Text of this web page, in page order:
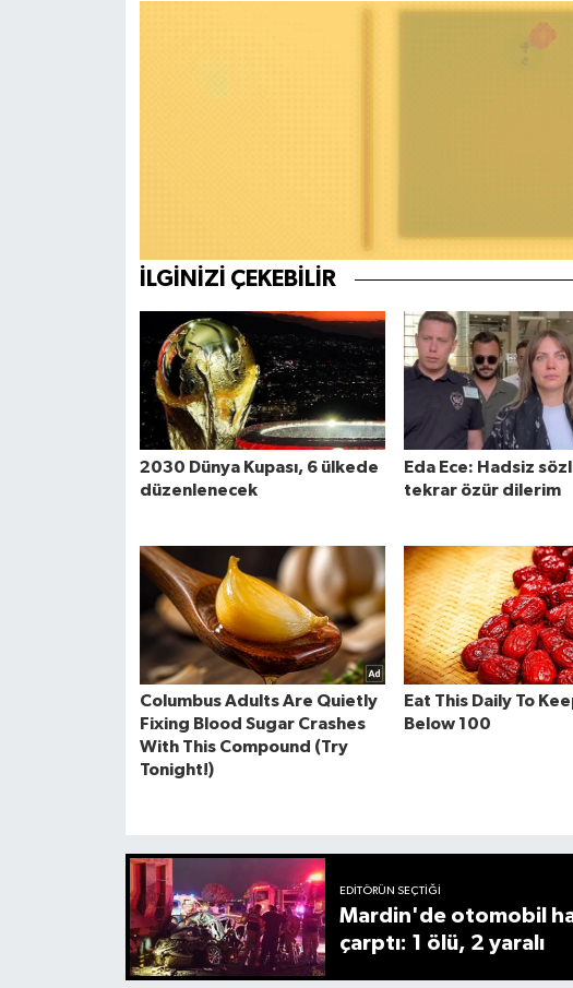
EDITÖRÜN SEÇTIĞI
Mardin'de otomobil
çarptı: 1 ölü, 2 yaralı